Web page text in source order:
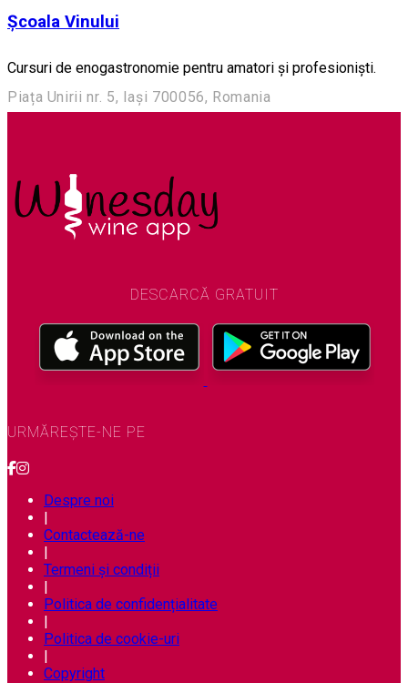
Școala Vinului
Cursuri de enogastronomie pentru amatori și profesioniști.
Piața Unirii nr. 5, Iași 700056, Romania
DESCARCĂ GRATUIT
URMĂREȘTE-NE PE
Despre noi
|
Contactează-ne
|
Termeni și condiții
|
Politica de confidențialitate
|
Politica de cookie-uri
|
Copyright